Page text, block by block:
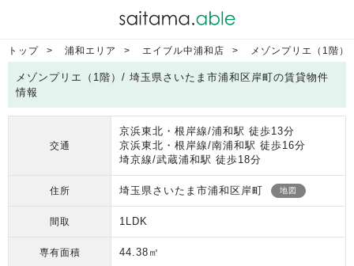
トップ 浦和エリア エイブル中浦和店 メゾンプリエ（1階）
メゾンプリエ（1階）/ 埼玉県さいたま市浦和区岸町の賃貸物件
情報
交通
京浜東北・根岸線/浦和駅 徒歩13分
京浜東北・根岸線/南浦和駅 徒歩16分
埼京線/武蔵浦和駅 徒歩18分
住所 埼玉県さいたま市浦和区岸町 地図
間取 1LDK
専有面積 44.38㎡